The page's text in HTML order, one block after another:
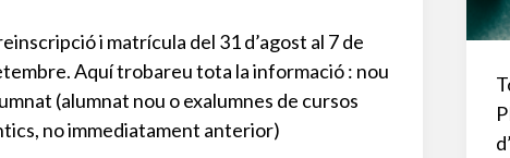
i matrícula del 31 d’agost al 7 de
Aquí trobareu tota la informació : nou
(alumnat nou o exalumnes de cursos
no immediatament anterior)